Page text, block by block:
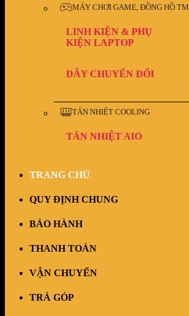
MÁY CHƠI GAME, ĐỒNG HỒ TM
LINH KIỆN & PHỤ
KIỆN LAPTOP
DÂY CHUYỂN ĐỔI
TẢN NHIỆT COOLING
TẢN NHIỆT AIO
TRANG CHỦ
QUY ĐỊNH CHUNG
BẢO HÀNH
THANH TOÁN
VẬN CHUYỂN
TRẢ GÓP